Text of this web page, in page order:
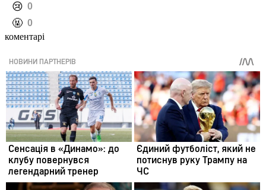
️😢 0
️🤬 0
коментарі